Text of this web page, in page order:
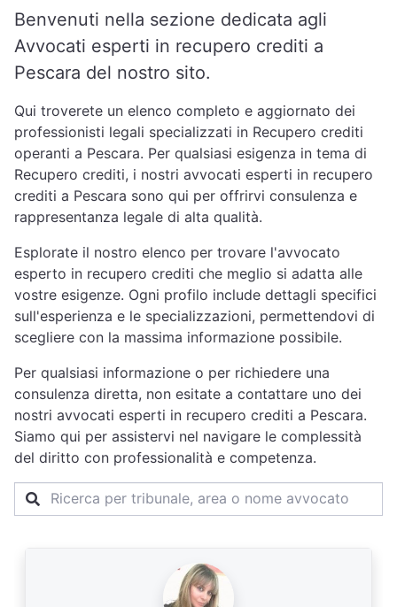
Benvenuti nella sezione dedicata agli
Avvocati esperti in recupero crediti a
Pescara del nostro sito.
Qui troverete un elenco completo e aggiornato dei
professionisti legali specializzati in Recupero crediti
operanti a Pescara. Per qualsiasi esigenza in tema di
Recupero crediti, i nostri avvocati esperti in recupero
crediti a Pescara sono qui per offrirvi consulenza e
rappresentanza legale di alta qualità.
Esplorate il nostro elenco per trovare l'avvocato
esperto in recupero crediti che meglio si adatta alle
vostre esigenze. Ogni profilo include dettagli specifici
sull'esperienza e le specializzazioni, permettendovi di
scegliere con la massima informazione possibile.
Per qualsiasi informazione o per richiedere una
consulenza diretta, non esitate a contattare uno dei
nostri avvocati esperti in recupero crediti a Pescara.
Siamo qui per assistervi nel navigare le complessità
del diritto con professionalità e competenza.